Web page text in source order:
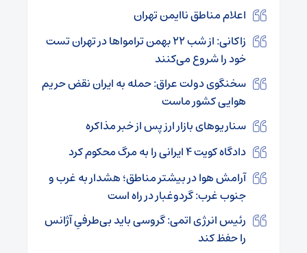
اعلام مناطق ناایمن تهران
زاکانی: از شب ۲۲ بهمن ترامواها در تهران تست
خود را شروع می‌کنند
سخنگوی دولت عراق: حمله به ایران نقض حریم
هوایی کشور ماست
سناریوهای بازار ارز پس از خبر مذاکره
دادگاه کویت ۴ ایرانی را به مرگ محکوم کرد
آرامش هوا در بیشتر مناطق؛ هشدار به غرب و
جنوب غرب: گردوغبار در راه است
رئیس انرژی اتمی: گروسی باید بی‌‎طرفیِ آژانس
را حفظ کند